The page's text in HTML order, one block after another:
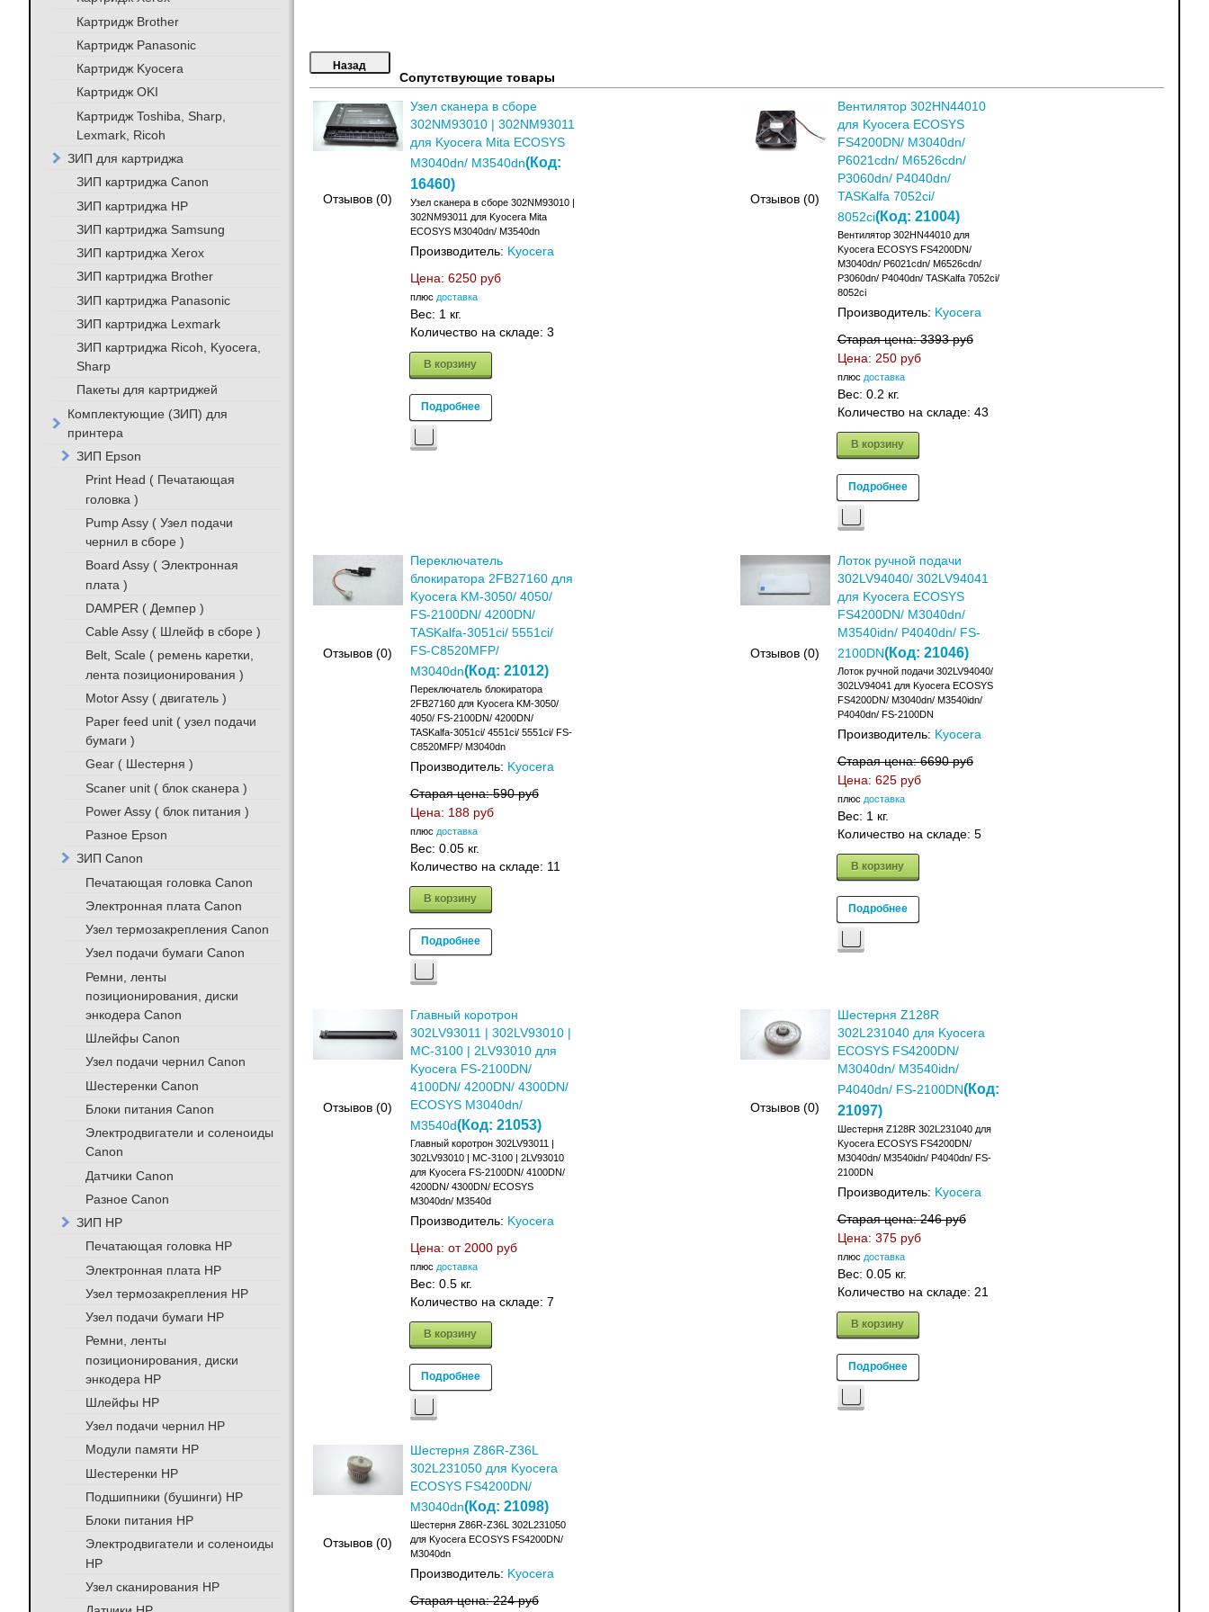
Сопутствующие товары
Отзывов (0)
Узел сканера в сборе
302NM93010 | 302NM93011
для Kyocera Mita ECOSYS
M3040dn/ M3540dn(Код:
16460)
Узел сканера в сборе 302NM93010 |
302NM93011 для Kyocera Mita
ECOSYS M3040dn/ M3540dn
Производитель: Kyocera
Цена: 6250 руб
плюс доставка
Вес: 1 кг.
Количество на складе: 3
В корзину
Подробнее
Отзывов (0)
Вентилятор 302HN44010
для Kyocera ECOSYS
FS4200DN/ M3040dn/
P6021cdn/ M6526cdn/
P3060dn/ P4040dn/
TASKalfa 7052ci/
8052ci(Код: 21004)
Вентилятор 302HN44010 для
Kyocera ECOSYS FS4200DN/
M3040dn/ P6021cdn/ M6526cdn/
P3060dn/ P4040dn/ TASKalfa 7052ci/
8052ci
Производитель: Kyocera
Старая цена:3393 руб
Цена: 250 руб
плюс доставка
Вес: 0.2 кг.
Количество на складе: 43
В корзину
Подробнее
Отзывов (0)
Переключатель
блокиратора 2FB27160 для
Kyocera KM-3050/ 4050/
FS-2100DN/ 4200DN/
TASKalfa-3051ci/ 5551ci/
FS-C8520MFP/
M3040dn(Код: 21012)
Переключатель блокиратора
2FB27160 для Kyocera KM-3050/
4050/ FS-2100DN/ 4200DN/
TASKalfa-3051ci/ 4551ci/ 5551ci/ FS-
C8520MFP/ M3040dn
Производитель: Kyocera
Старая цена:590 руб
Цена: 188 руб
плюс доставка
Вес: 0.05 кг.
Количество на складе: 11
В корзину
Подробнее
Отзывов (0)
Лоток ручной подачи
302LV94040/ 302LV94041
для Kyocera ECOSYS
FS4200DN/ M3040dn/
M3540idn/ P4040dn/ FS-
2100DN(Код: 21046)
Лоток ручной подачи 302LV94040/
302LV94041 для Kyocera ECOSYS
FS4200DN/ M3040dn/ M3540idn/
P4040dn/ FS-2100DN
Производитель: Kyocera
Старая цена:6690 руб
Цена: 625 руб
плюс доставка
Вес: 1 кг.
Количество на складе: 5
В корзину
Подробнее
Отзывов (0)
Главный коротрон
302LV93011 | 302LV93010 |
MC-3100 | 2LV93010 для
Kyocera FS-2100DN/
4100DN/ 4200DN/ 4300DN/
ECOSYS M3040dn/
M3540d(Код: 21053)
Главный коротрон 302LV93011 |
302LV93010 | MC-3100 | 2LV93010
для Kyocera FS-2100DN/ 4100DN/
4200DN/ 4300DN/ ECOSYS
M3040dn/ M3540d
Производитель: Kyocera
Цена: от 2000 руб
плюс доставка
Вес: 0.5 кг.
Количество на складе: 7
В корзину
Подробнее
Отзывов (0)
Шестерня Z128R
302L231040 для Kyocera
ECOSYS FS4200DN/
M3040dn/ M3540idn/
P4040dn/ FS-2100DN(Код:
21097)
Шестерня Z128R 302L231040 для
Kyocera ECOSYS FS4200DN/
M3040dn/ M3540idn/ P4040dn/ FS-
2100DN
Производитель: Kyocera
Старая цена:246 руб
Цена: 375 руб
плюс доставка
Вес: 0.05 кг.
Количество на складе: 21
В корзину
Подробнее
Отзывов (0)
Шестерня Z86R-Z36L
302L231050 для Kyocera
ECOSYS FS4200DN/
M3040dn(Код: 21098)
Шестерня Z86R-Z36L 302L231050
для Kyocera ECOSYS FS4200DN/
M3040dn
Производитель: Kyocera
Старая цена:224 руб
Картридж Brother
Картридж Panasonic
Картридж Kyocera
Картридж OKI
Картридж Toshiba, Sharp,
Lexmark, Ricoh
ЗИП для картриджа
ЗИП картриджа Canon
ЗИП картриджа HP
ЗИП картриджа Samsung
ЗИП картриджа Xerox
ЗИП картриджа Brother
ЗИП картриджа Panasonic
ЗИП картриджа Lexmark
ЗИП картриджа Ricoh, Kyocera,
Sharp
Пакеты для картриджей
Комплектующие (ЗИП) для
принтера
ЗИП Epson
Print Head ( Печатающая
головка )
Pump Assy ( Узел подачи
чернил в сборе )
Board Assy ( Электронная
плата )
DAMPER ( Демпер )
Cable Assy ( Шлейф в сборе )
Belt, Scale ( ремень каретки,
лента позиционирования )
Motor Assy ( двигатель )
Paper feed unit ( узел подачи
бумаги )
Gear ( Шестерня )
Scaner unit ( блок сканера )
Power Assy ( блок питания )
Разное Epson
ЗИП Canon
Печатающая головка Canon
Электронная плата Canon
Узел термозакрепления Canon
Узел подачи бумаги Canon
Ремни, ленты
позиционирования, диски
энкодера Canon
Шлейфы Canon
Узел подачи чернил Canon
Шестеренки Canon
Блоки питания Canon
Электродвигатели и соленоиды
Canon
Датчики Canon
Разное Canon
ЗИП HP
Печатающая головка HP
Электронная плата HP
Узел термозакрепления HP
Узел подачи бумаги HP
Ремни, ленты
позиционирования, диски
энкодера HP
Шлейфы HP
Узел подачи чернил HP
Модули памяти HP
Шестеренки HP
Подшипники (бушинги) HP
Блоки питания HP
Электродвигатели и соленоиды
HP
Узел сканирования HP